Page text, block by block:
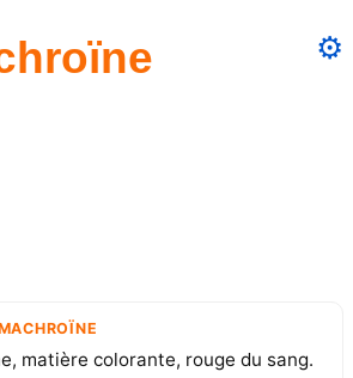
⚙️
matière colorante, rouge du sang.